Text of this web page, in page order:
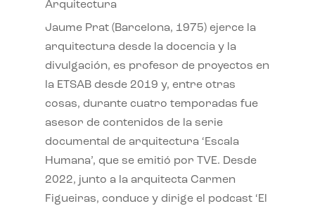
Arquitectura
Jaume Prat (Barcelona, 1975) ejerce la
arquitectura desde la docencia y la
divulgación, es profesor de proyectos en
la ETSAB desde 2019 y, entre otras
cosas, durante cuatro temporadas fue
asesor de contenidos de la serie
documental de arquitectura ‘Escala
Humana’, que se emitió por TVE. Desde
2022, junto a la arquitecta Carmen
Figueiras, conduce y dirige el podcast ‘El